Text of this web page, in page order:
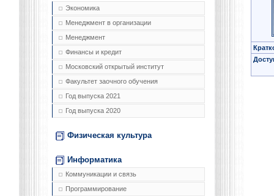
Экономика
Менеджмент в организации
Менеджмент
Финансы и кредит
Московский открытый институт
Факультет заочного обучения
Год выпуска 2021
Год выпуска 2020
Физическая культура
Информатика
Коммуникации и связь
Программирование